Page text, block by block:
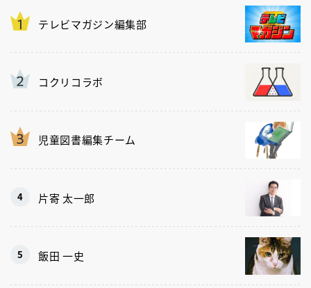
テレビマガジン編集部
コクリコラボ
児童図書編集チーム
片寄 太一郎
飯田 一史